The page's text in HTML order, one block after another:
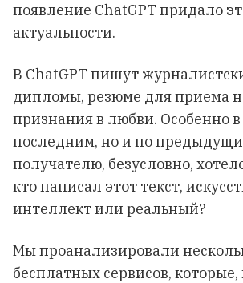
появление ChatGPT придало
актуальности.
В ChatGPT пишут
дипломы, резюме для приема
признания в любви. Особенно в
последним, но и по
получателю, безусловно,
кто написал этот текст,
интеллект или реальный?
Мы проанализировали
бесплатных сервисов,